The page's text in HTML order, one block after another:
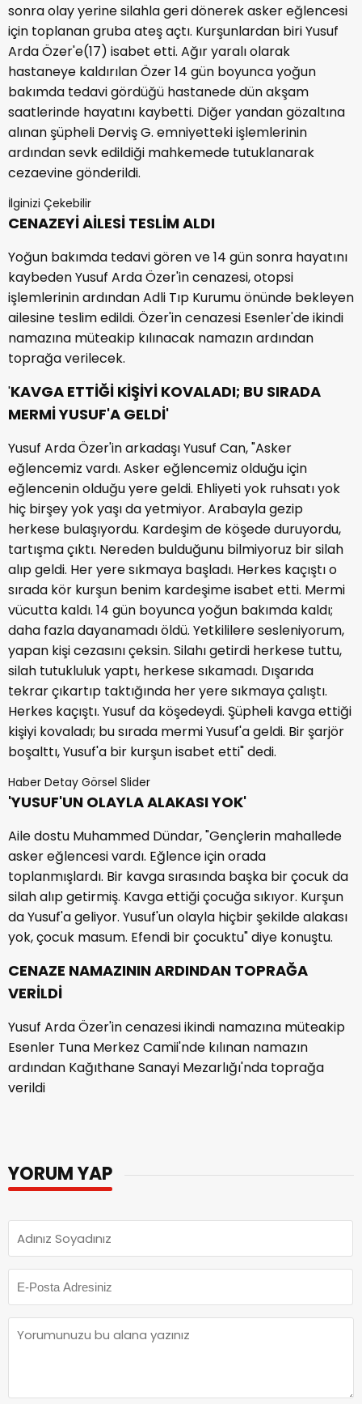
sonra olay yerine silahla geri dönerek asker eğlencesi
için toplanan gruba ateş açtı. Kurşunlardan biri Yusuf
Arda Özer'e(17) isabet etti. Ağır yaralı olarak
hastaneye kaldırılan Özer 14 gün boyunca yoğun
bakımda tedavi gördüğü hastanede dün akşam
saatlerinde hayatını kaybetti. Diğer yandan gözaltına
alınan şüpheli Derviş G. emniyetteki işlemlerinin
ardından sevk edildiği mahkemede tutuklanarak
cezaevine gönderildi.
İlginizi Çekebilir
CENAZEYİ AİLESİ TESLİM ALDI
Yoğun bakımda tedavi gören ve 14 gün sonra hayatını
kaybeden Yusuf Arda Özer'in cenazesi, otopsi
işlemlerinin ardından Adli Tıp Kurumu önünde bekleyen
ailesine teslim edildi. Özer'in cenazesi Esenler'de ikindi
namazına müteakip kılınacak namazın ardından
toprağa verilecek.
'KAVGA ETTİĞİ KİŞİYİ KOVALADI; BU SIRADA
MERMİ YUSUF'A GELDİ'
Yusuf Arda Özer'in arkadaşı Yusuf Can, "Asker
eğlencemiz vardı. Asker eğlencemiz olduğu için
eğlencenin olduğu yere geldi. Ehliyeti yok ruhsatı yok
hiç birşey yok yaşı da yetmiyor. Arabayla gezip
herkese bulaşıyordu. Kardeşim de köşede duruyordu,
tartışma çıktı. Nereden bulduğunu bilmiyoruz bir silah
alıp geldi. Her yere sıkmaya başladı. Herkes kaçıştı o
sırada kör kurşun benim kardeşime isabet etti. Mermi
vücutta kaldı. 14 gün boyunca yoğun bakımda kaldı;
daha fazla dayanamadı öldü. Yetkililere sesleniyorum,
yapan kişi cezasını çeksin. Silahı getirdi herkese tuttu,
silah tutukluluk yaptı, herkese sıkamadı. Dışarıda
tekrar çıkartıp taktığında her yere sıkmaya çalıştı.
Herkes kaçıştı. Yusuf da köşedeydi. Şüpheli kavga ettiği
kişiyi kovaladı; bu sırada mermi Yusuf'a geldi. Bir şarjör
boşalttı, Yusuf'a bir kurşun isabet etti" dedi.
Haber Detay Görsel Slider
'YUSUF'UN OLAYLA ALAKASI YOK'
Aile dostu Muhammed Dündar, "Gençlerin mahallede
asker eğlencesi vardı. Eğlence için orada
toplanmışlardı. Bir kavga sırasında başka bir çocuk da
silah alıp getirmiş. Kavga ettiği çocuğa sıkıyor. Kurşun
da Yusuf'a geliyor. Yusuf'un olayla hiçbir şekilde alakası
yok, çocuk masum. Efendi bir çocuktu" diye konuştu.
CENAZE NAMAZININ ARDINDAN TOPRAĞA
VERİLDİ
Yusuf Arda Özer'in cenazesi ikindi namazına müteakip
Esenler Tuna Merkez Camii'nde kılınan namazın
ardından Kağıthane Sanayi Mezarlığı'nda toprağa
verildi
YORUM YAP